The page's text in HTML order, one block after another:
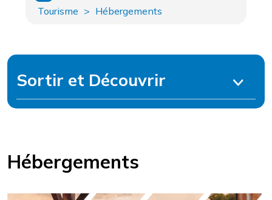
Tourisme > Hébergements
Sortir et Découvrir
Hébergements